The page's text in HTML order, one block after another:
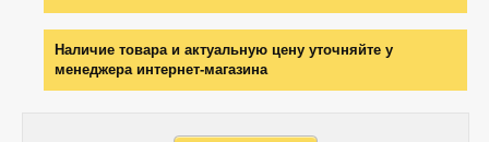
Наличие товара и актуальную цену уточняйте у
менеджера интернет-магазина